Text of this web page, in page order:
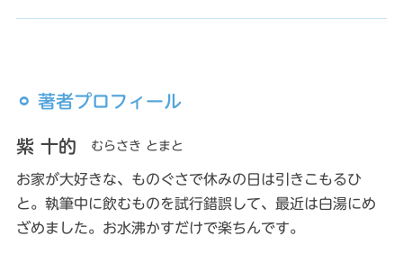
⚪︎ 著者プロフィール
紫 十的 むらさき とまと
お家が大好きな、ものぐさで休みの日は引きこもるひ
と。執筆中に飲むものを試行錯誤して、最近は白湯にめ
ざめました。お水沸かすだけで楽ちんです。